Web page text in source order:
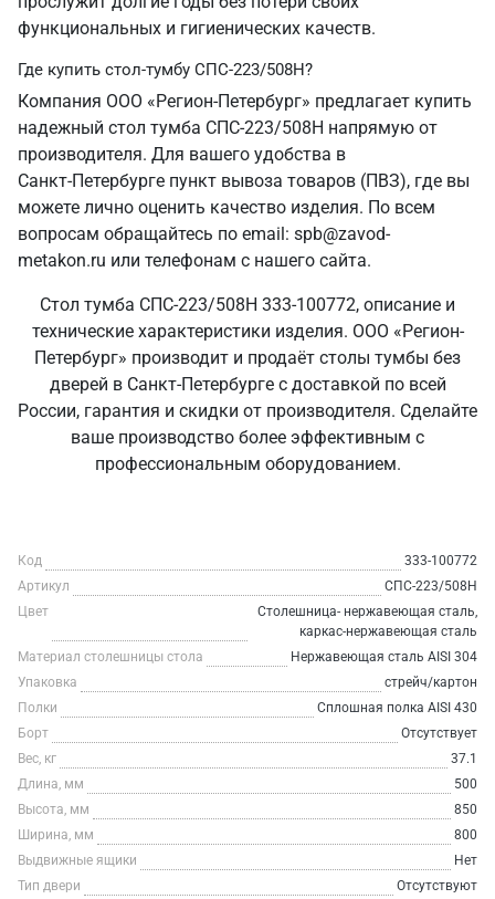
функциональных и гигиенических качеств.
Где купить стол-тумбу СПС-223/508Н?
Компания ООО «Регион-Петербург» предлагает купить
надежный стол тумба СПС-223/508Н напрямую от
производителя. Для вашего удобства в
Санкт‑Петербурге пункт вывоза товаров (ПВЗ), где вы
можете лично оценить качество изделия. По всем
вопросам обращайтесь по email: spb@zavod-
metakon.ru или телефонам с нашего сайта.
Стол тумба СПС-223/508Н 333-100772, описание и
технические характеристики изделия. ООО «Регион-
Петербург» производит и продаёт столы тумбы без
дверей в Санкт‑Петербурге с доставкой по всей
России, гарантия и скидки от производителя. Сделайте
ваше производство более эффективным с
профессиональным оборудованием.
Код
333-100772
Артикул
СПС-223/508Н
Цвет
Столешница- нержавеющая сталь,
каркас-нержавеющая сталь
Материал столешницы стола
Нержавеющая сталь AISI 304
Упаковка
стрейч/картон
Полки
Сплошная полка AISI 430
Борт
Отсутствует
Вес, кг
37.1
Длина, мм
500
Высота, мм
850
Ширина, мм
800
Выдвижные ящики
Нет
Тип двери
Отсутствуют